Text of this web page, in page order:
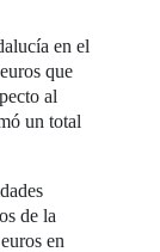
en el
que
al
un total
de la
en